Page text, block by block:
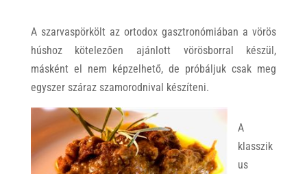
A szarvaspörkölt az ortodox gasztronómiában a vörös
húshoz kötelezően ajánlott vörösborral készül,
másként el nem képzelhető, de próbáljuk csak meg
egyszer száraz szamorodnival készíteni.
A
klasszik
us